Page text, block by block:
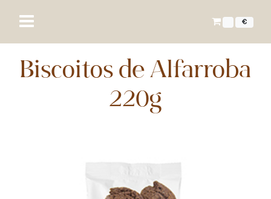
€
Biscoitos de Alfarroba
220g